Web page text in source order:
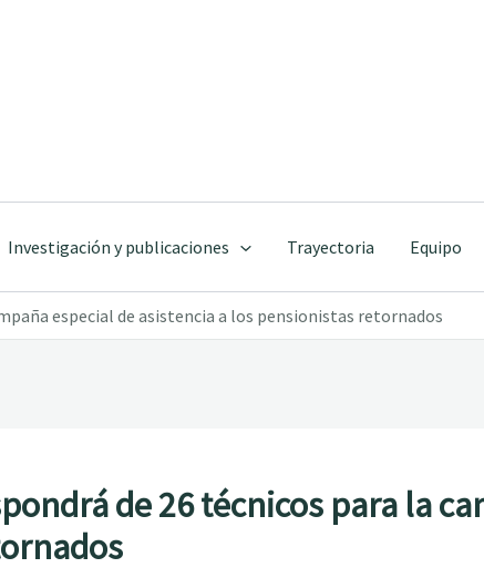
Investigación y publicaciones Trayectoria Equipo
especial de asistencia a los pensionistas retornados
de 26 técnicos para la